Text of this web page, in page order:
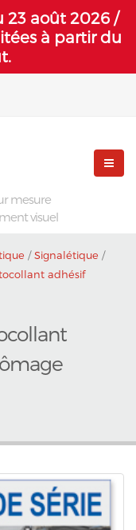
23 août 2026 /
à partir du
mesure
visuel
/Signalétique /
adhésif